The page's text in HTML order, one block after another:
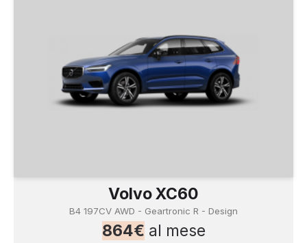
Volvo XC60
B4 197CV AWD - Geartronic R - Design
864€ al mese